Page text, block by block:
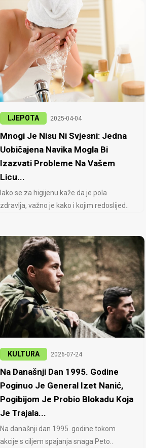
LJEPOTA 2025-04-04
Mnogi Je Nisu Ni Svjesni: Jedna
Uobičajena Navika Mogla Bi
Izazvati Probleme Na Vašem
Licu...
Iako se za higijenu kaže da je pola
zdravlja, važno je kako i kojim redoslijed..
KULTURA 2026-07-24
Na Današnji Dan 1995. Godine
Poginuo Je General Izet Nanić,
Pogibijom Je Probio Blokadu Koja
Je Trajala...
Na današnji dan 1995. godine tokom
akcije s ciljem spajanja snaga Peto..